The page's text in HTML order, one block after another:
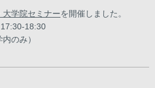
学院セミナーを開催しました。
18:30
のみ）